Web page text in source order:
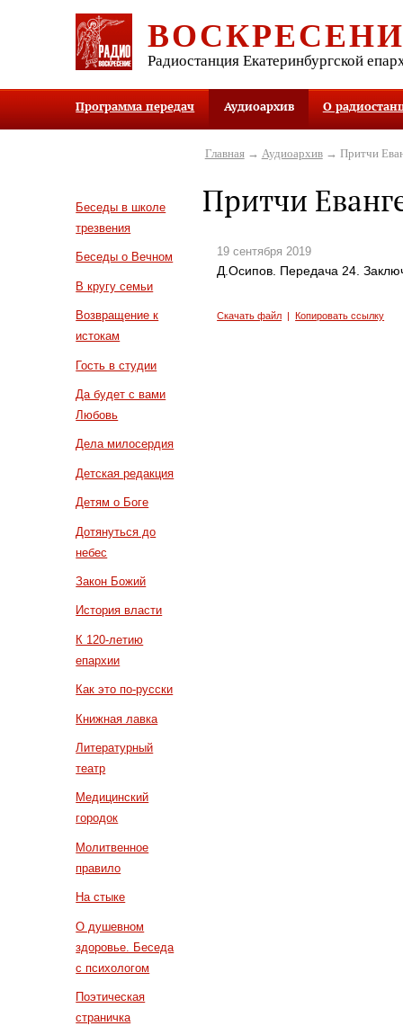
Радиостанция Екатеринбургской
Программа передач Аудиоархив О
Беседы в школе
трезвения
Беседы о Вечном
В кругу семьи
Возвращение к
истокам
Гость в студии
Да будет с вами
Любовь
Дела милосердия
Детская редакция
Детям о Боге
Дотянуться до
небес
Закон Божий
История власти
К 120-летию
епархии
Как это по-русски
Книжная лавка
Литературный
театр
Медицинский
городок
Молитвенное
правило
На стыке
О душевном
здоровье. Беседа
с психологом
Поэтическая
страничка
Главная→ Аудиоархив→ Притчи
Притчи
19 сентября 2019
Д.Осипов. Передача 24.
Скачать файл |Копировать ссылку